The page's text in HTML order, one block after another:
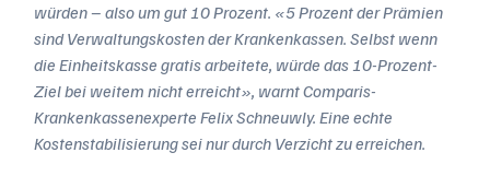
würden – also um gut 10 Prozent. «5 Prozent der Prämien
sind Verwaltungskosten der Krankenkassen. Selbst wenn
die Einheitskasse gratis arbeitete, würde das 10-Prozent-
Ziel bei weitem nicht erreicht», warnt Comparis-
Krankenkassenexperte Felix Schneuwly. Eine echte
Kostenstabilisierung sei nur durch Verzicht zu erreichen.